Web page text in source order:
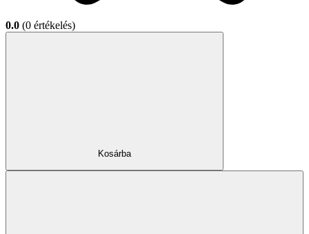
0.0 (0 értékelés)
Kosárba